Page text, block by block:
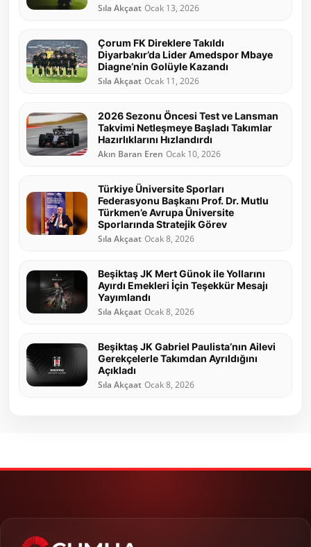
Sıla Akçaat Ocak 13, 2026
Çorum FK Direklere Takıldı
Diyarbakır’da Lider Amedspor Mbaye
Diagne’nin Golüyle Kazandı
Sıla Akçaat Ocak 11, 2026
2026 Sezonu Öncesi Test ve Lansman
Takvimi Netleşmeye Başladı Takımlar
Hazırlıklarını Hızlandırdı
Akın Baran Eren Ocak 10, 2026
Türkiye Üniversite Sporları
Federasyonu Başkanı Prof. Dr. Mutlu
Türkmen’e Avrupa Üniversite
Sporlarında Stratejik Görev
Sıla Akçaat Ocak 8, 2026
Beşiktaş JK Mert Günok ile Yollarını
Ayırdı Emekleri İçin Teşekkür Mesajı
Yayımlandı
Sıla Akçaat Ocak 8, 2026
Beşiktaş JK Gabriel Paulista’nın Ailevi
Gerekçelerle Takımdan Ayrıldığını
Açıkladı
Sıla Akçaat Ocak 8, 2026